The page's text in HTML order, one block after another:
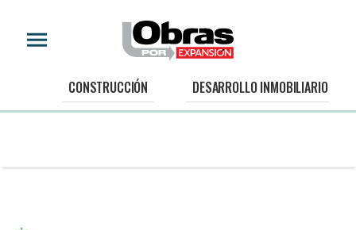
CONSTRUCCIÓN DESARROLLO INMOBILIARIO